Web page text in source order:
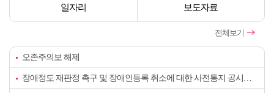
일자리 보도자료
오존주의보 해제
장애정도 재판정 촉구 및 장애인등록 취소에 대한 사전통지 공시송달 공고
전체보기